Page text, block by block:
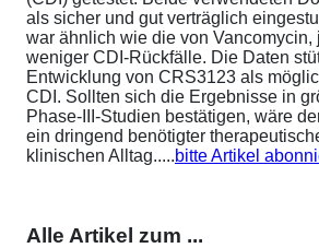
als sicher und gut verträglich
war ähnlich wie die von Vancomycin,
weniger CDI-Rückfälle. Die Daten
Entwicklung von CRS3123 als
CDI. Sollten sich die Ergebnisse in
Phase-III-Studien bestätigen, wäre
ein dringend benötigter
klinischen Alltag.....bitte Artikel
Alle Artikel zum ...